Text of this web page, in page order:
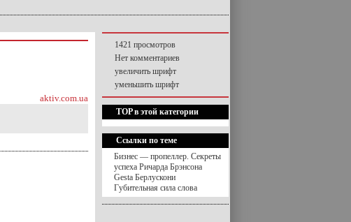
aktiv.com.ua
1421 просмотров
Нет комментариев
увеличить шрифт
уменьшить шрифт
TOP в этой категории
Ссылки по теме
Бизнес — пропеллер. Секреты
успеха Ричарда Брэнсона
Gesta Берлускони
Губительная сила слова